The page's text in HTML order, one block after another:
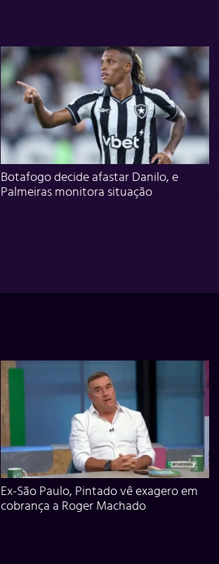
Botafogo decide afastar Danilo, e
Palmeiras monitora situação
Ex-São Paulo, Pintado vê exagero em
cobrança a Roger Machado